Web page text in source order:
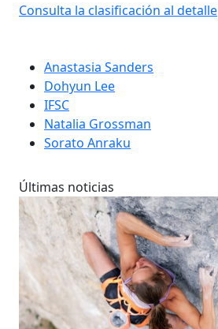
Consulta la clasificación al detalle
Anastasia Sanders
Dohyun Lee
IFSC
Natalia Grossman
Sorato Anraku
Últimas noticias